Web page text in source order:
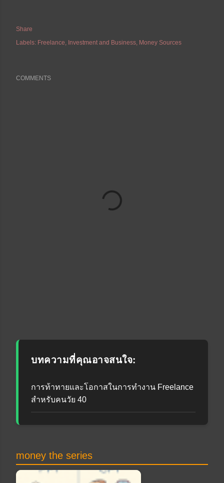
Share
Labels: Freelance Investment and Business Money Sources
COMMENTS
บทความที่คุณอาจสนใจ:
การท้าทายและโอกาสในการทำงาน Freelance
สำหรับคนวัย 40
money the series